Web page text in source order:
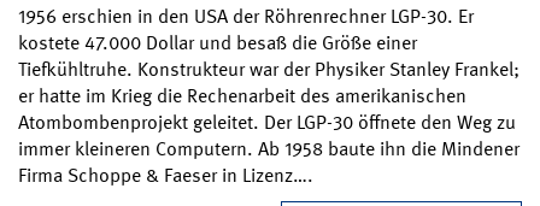
1956 erschien in den USA der Röhrenrechner LGP-30. Er
kostete 47.000 Dollar und besaß die Größe einer
Tiefkühltruhe. Konstrukteur war der Physiker Stanley Frankel;
er hatte im Krieg die Rechenarbeit des amerikanischen
Atombombenprojekt geleitet. Der LGP-30 öffnete den Weg zu
immer kleineren Computern. Ab 1958 baute ihn die Mindener
Firma Schoppe & Faeser in Lizenz….